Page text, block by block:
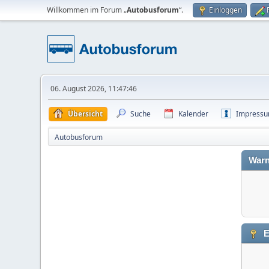
Willkommen im Forum „Autobusforum“. Einloggen
06. August 2026, 11:47:46
Übersicht Suche Kalender
Autobusforum